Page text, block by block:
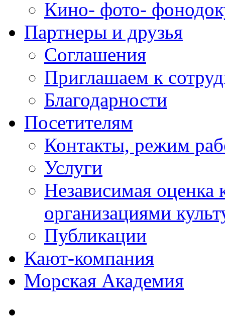
Кино- фото-
Партнеры и друзья
Соглашения
Приглашаем к
Благодарности
Посетителям
Контакты, режим
Услуги
Независимая оценка
организациями
Публикации
Кают-компания
Морская Академия